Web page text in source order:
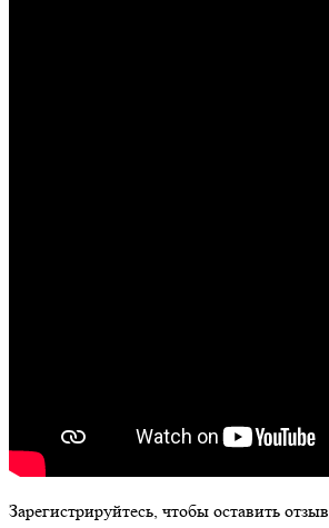
Зарегистрируйтесь, чтобы оставить отзыв